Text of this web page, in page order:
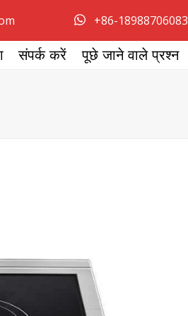
+86-18988706083
संपर्क करें पूछे जाने वाले प्रश्न